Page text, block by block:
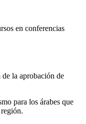
en conferencias
la aprobación de
para los árabes que